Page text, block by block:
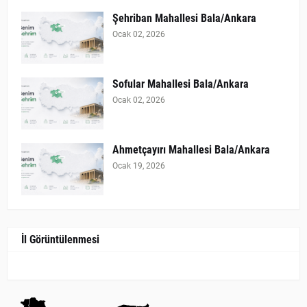
Şehriban Mahallesi Bala/Ankara
Ocak 02, 2026
Sofular Mahallesi Bala/Ankara
Ocak 02, 2026
Ahmetçayırı Mahallesi Bala/Ankara
Ocak 19, 2026
İl Görüntülenmesi